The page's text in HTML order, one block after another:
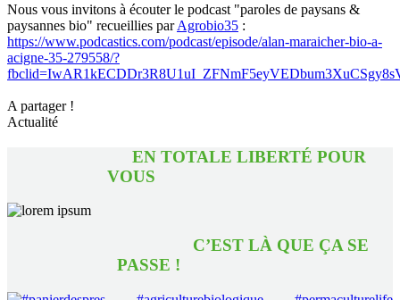
Nous vous invitons à écouter le podcast "paroles de paysans &
paysannes bio" recueillies parAgrobio35 :
https://www.podcastics.com/podcast/episode/alan-maraicher-bio-a-
acigne-35-279558/?
A partager !
Actualité
EN TOTALE LIBERTÉ POUR
VOUS
C’EST LÀ QUE ÇA SE
PASSE !